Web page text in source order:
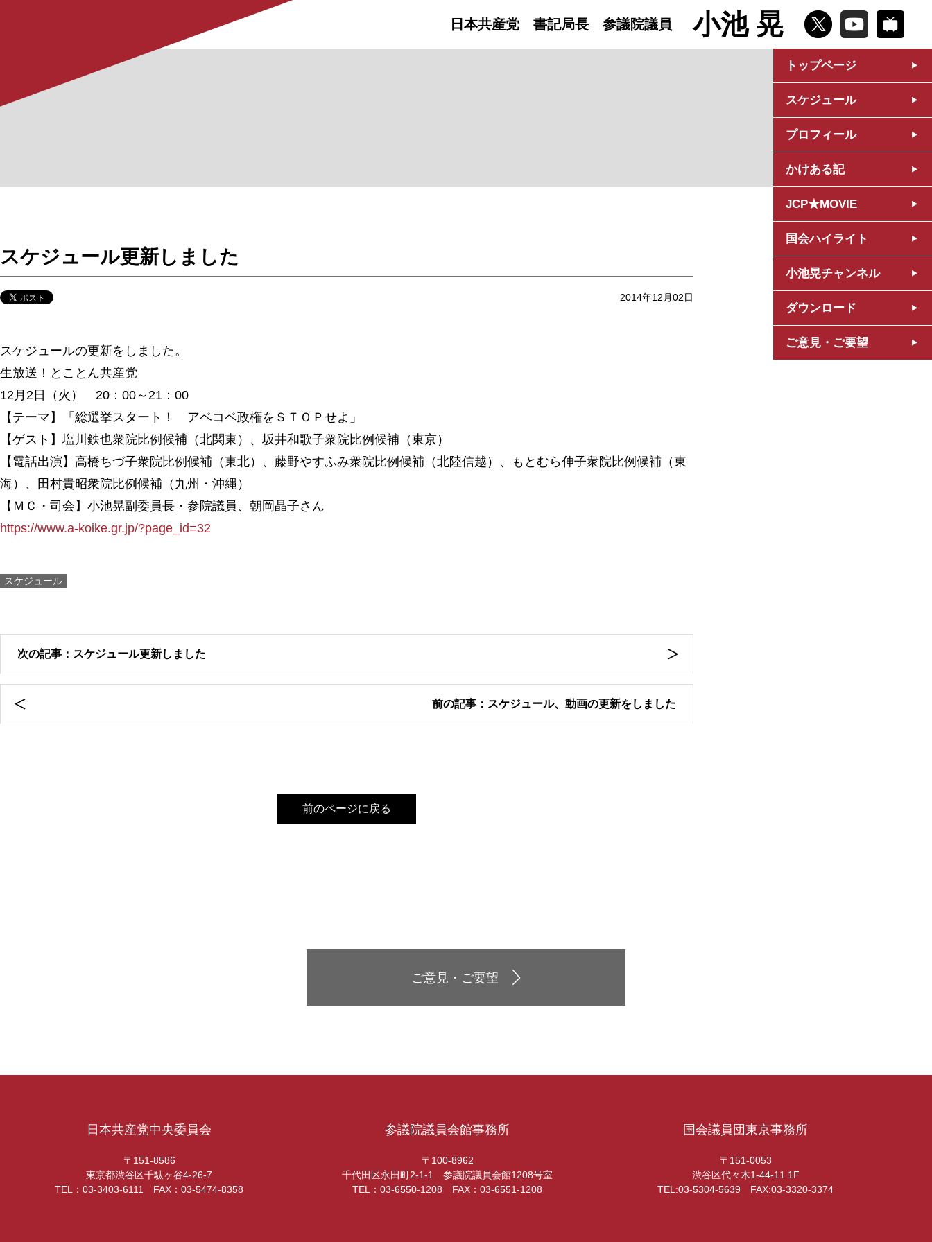
日本共産党 書記局長 参議院議員 小池 晃
トップページ
スケジュール
プロフィール
かけある記
JCP★MOVIE
国会ハイライト
小池晃チャンネル
ダウンロード
ご意見・ご要望
スケジュール更新しました
2014年12月02日
スケジュールの更新をしました。
生放送！とことん共産党
12月2日（火） 20：00～21：00
【テーマ】「総選挙スタート！ アベコベ政権をＳＴＯＰせよ」
【ゲスト】塩川鉄也衆院比例候補（北関東）、坂井和歌子衆院比例候補（東京）
【電話出演】高橋ちづ子衆院比例候補（東北）、藤野やすふみ衆院比例候補（北陸信越）、もとむら伸子衆院比例候補（東
海）、田村貴昭衆院比例候補（九州・沖縄）
【ＭＣ・司会】小池晃副委員長・参院議員、朝岡晶子さん
https://www.a-koike.gr.jp/?page_id=32
スケジュール
次の記事：スケジュール更新しました
前の記事：スケジュール、動画の更新をしました
前のページに戻る
ご意見・ご要望
日本共産党中央委員会
〒151-8586
東京都渋谷区千駄ヶ谷4-26-7
TEL：03-3403-6111 FAX：03-5474-8358
参議院議員会館事務所
〒100-8962
千代田区永田町2-1-1 参議院議員会館1208号室
TEL：03-6550-1208 FAX：03-6551-1208
国会議員団東京事務所
〒151-0053
渋谷区代々木1-44-11 1F
TEL:03-5304-5639 FAX:03-3320-3374